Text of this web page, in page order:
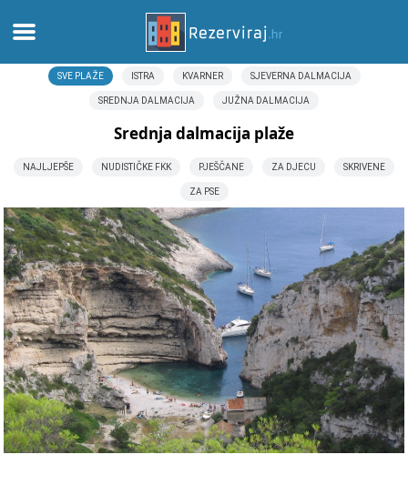
Home
Beaches
webcams
Meet Croatia
museums
SVE PLAŽE ISTRA KVARNER SJEVERNA DALMACIJA
SREDNJA DALMACIJA JUŽNA DALMACIJA
Srednja dalmacija plaže
NAJLJEPŠE NUDISTIČKE FKK PJEŠČANE ZA DJECU SKRIVENE
ZA PSE